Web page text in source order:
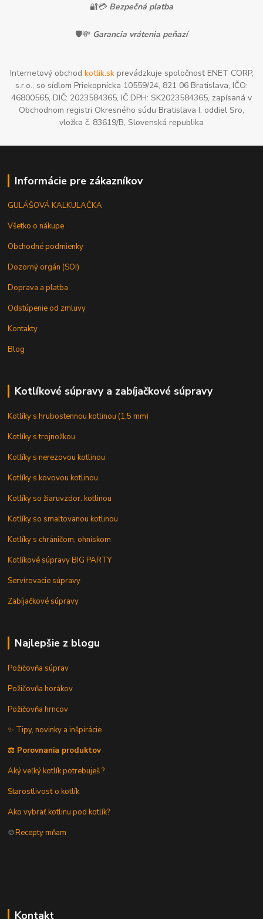
🔐💳 Bezpečná platba
🛡️💸 Garancia vrátenia peňazí
Internetový obchod kotlik.skprevádzkuje spoločnosť ENET CORP,
s.r.o., so sídlom Priekopnícka 10559/24, 821 06 Bratislava, IČO:
46800565, DIČ: 2023584365, IČ DPH: SK2023584365, zapísaná v
Obchodnom registri Okresného súdu Bratislava I, oddiel Sro,
vložka č. 83619/B, Slovenská republika
Informácie pre zákazníkov
GULÁŠOVÁ KALKULAČKA
Všetko o nákupe
Obchodné podmienky
Dozorný orgán (SOI)
Doprava a platba
Odstúpenie od zmluvy
Kontakty
Blog
Kotlíkové súpravy a zabíjačkové súpravy
Kotlíky s hrubostennou kotlinou (1,5 mm)
Kotlíky s trojnožkou
Kotlíky s nerezovou kotlinou
Kotlíky s kovovou kotlinou
Kotlíky so žiaruvzdor. kotlinou
Kotlíky so smaltovanou kotlinou
Kotlíky s chráničom, ohniskom
Kotlíkové súpravy BIG PARTY
Servírovacie súpravy
Zabíjačkové súpravy
Najlepšie z blogu
Požičovňa súprav
Požičovňa horákov
Požičovňa hrncov
✨ Tipy, novinky a inšpirácie
⚖️ Porovnania produktov
Aký veľký kotlík potrebuješ ?
Starostlivosť o kotlík
Ako vybrať kotlinu pod kotlík?
🍲Recepty mňam
Kontakt